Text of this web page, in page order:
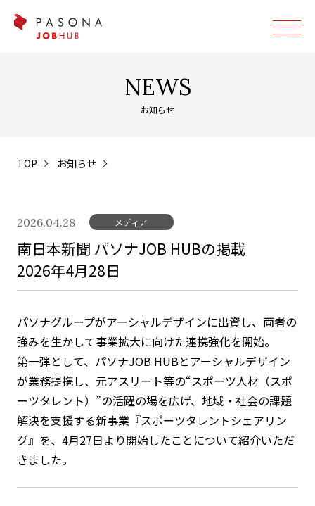
NEWS
お知らせ
TOP お知らせ
2026.04.28 メディア
南日本新聞 パソナJOB HUBの掲載
2026年4月28日
パソナグループがアーシャルデザインに出資し、両者の
強みを生かして事業拡大に向けた連携強化を開始。
第一弾として、パソナJOB HUBとアーシャルデザイン
が業務提携し、元アスリート等の“スポーツ人材（スポ
ーツタレント）”の活躍の場を広げ、地域・社会の課題
解決を支援する新事業『スポーツタレントシェアリン
グ』を、4月27日より開始したことについて紹介いただ
きました。